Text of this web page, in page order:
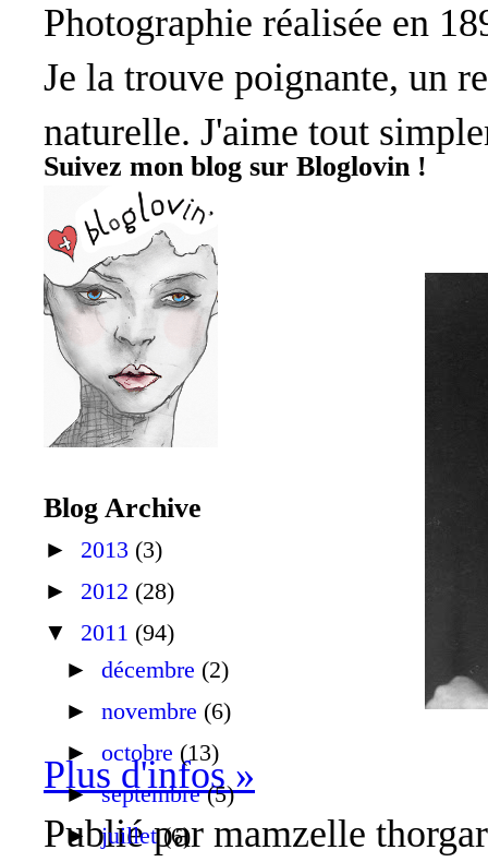
Photographie réalisée en
Je la trouve poignante, un
naturelle. J'aime tout
Plus d'infos »
Publié par mamzelle
Suivez mon blog sur Bloglovin !
Blog Archive
► 2013 (3)
► 2012 (28)
▼ 2011 (94)
►décembre (2)
►novembre (6)
►octobre (13)
►septembre (5)
►juillet (6)